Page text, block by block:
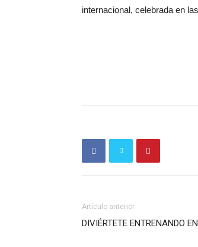
internacional, celebrada en
Artículo anterior
DIVIÉRTETE ENTRENANDO